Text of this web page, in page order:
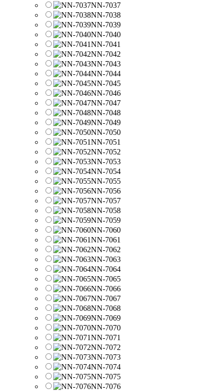
NN-7037
NN-7038
NN-7039
NN-7040
NN-7041
NN-7042
NN-7043
NN-7044
NN-7045
NN-7046
NN-7047
NN-7048
NN-7049
NN-7050
NN-7051
NN-7052
NN-7053
NN-7054
NN-7055
NN-7056
NN-7057
NN-7058
NN-7059
NN-7060
NN-7061
NN-7062
NN-7063
NN-7064
NN-7065
NN-7066
NN-7067
NN-7068
NN-7069
NN-7070
NN-7071
NN-7072
NN-7073
NN-7074
NN-7075
NN-7076